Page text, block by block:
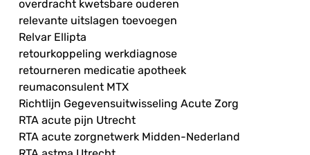
overdracht kwetsbare ouderen
relevante uitslagen toevoegen
Relvar Ellipta
retourkoppeling werkdiagnose
retourneren medicatie apotheek
reumaconsulent MTX
Richtlijn Gegevensuitwisseling Acute Zorg
RTA acute pijn Utrecht
RTA acute zorgnetwerk Midden-Nederland